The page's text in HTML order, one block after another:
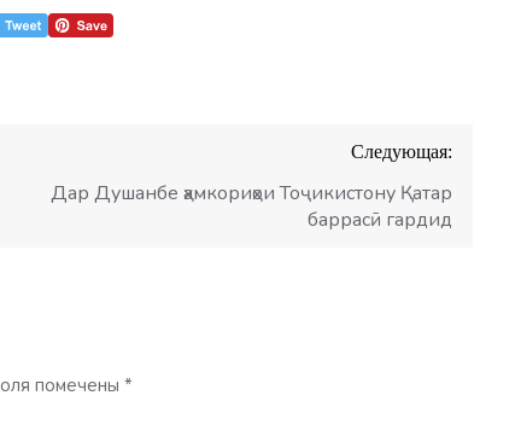
Следующая:
Дар Душанбе ҳамкориҳои Тоҷикистону Қатар
баррасӣ гардид
помечены *